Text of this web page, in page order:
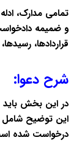
تمامی مدارک،
و ضمیمه
قراردادها،
شرح دعوا:
در این بخش باید
این توضیح شامل
درخواست شده